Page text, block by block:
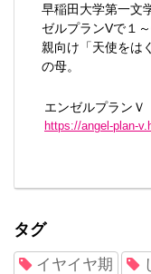
早稲田大学第一文
ゼルプランVで１
親向け「天使をは
の母。
エンゼルプランＶ
https://angel-plan-
タグ
イヤイヤ期